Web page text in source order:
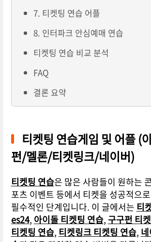
7. 티켓팅 연습 어플
8. 인터파크 안심예매 연습
티켓팅 연습 비교 분석
FAQ
결론 요약
티켓팅 연습게임 및 어플 (
펀/멜론/티켓링크/네이버)
티켓팅 연습은 많은 사람들이 원하는
포츠 이벤트 등에서 티켓을 성공적으
필수적인 단계입니다. 이 글에서는 티
es24, 아이돌 티켓팅 연습, 구구펀 티
티켓팅 연습, 티켓링크 티켓팅 연습,